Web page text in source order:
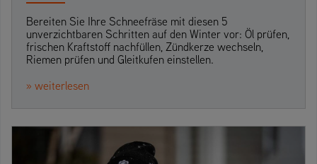
Bereiten Sie Ihre Schneefräse mit diesen 5
unverzichtbaren Schritten auf den Winter vor: Öl prüfen,
frischen Kraftstoff nachfüllen, Zündkerze wechseln,
Riemen prüfen und Gleitkufen einstellen.
» weiterlesen